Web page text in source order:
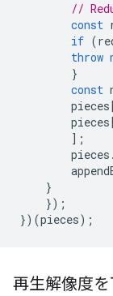
//
const
if (
throw
}
const
pieces
pieces
];
pieces .
}
});
})(pieces);
再生解像度を